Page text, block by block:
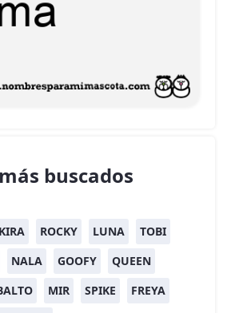
buscados
KIRA ROCKY LUNA
TOBI
NALA GOOFY
QUEEN
MIR SPIKE
FREYA